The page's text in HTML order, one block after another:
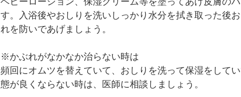
す。入浴後やおしりを洗いしっかり水分を拭き取った後
れを防いであげましょう。
※かぶれがなかなか治らない時は
頻回にオムツを替えていて、おしりを洗って保湿をして
態が良くならない時は、医師に相談しましょう。